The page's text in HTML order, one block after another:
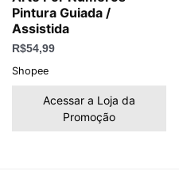
Pintura Guiada /
Assistida
R$54,99
Shopee
Acessar a Loja da
Promoção